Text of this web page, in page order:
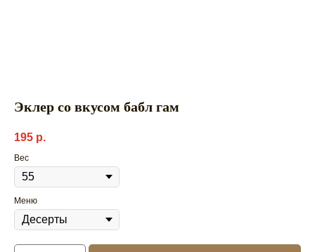
Эклер со вкусом бабл гам
195 р.
Вес
Меню